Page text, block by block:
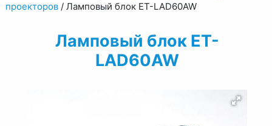
проекторов/ Ламповый блок ET-LAD60AW
Ламповый блок ET-
LAD60AW